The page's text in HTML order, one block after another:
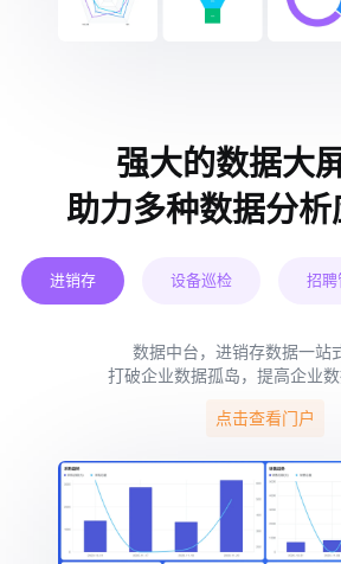
强大的数据大
助力多种数据分
进销存 设备巡检 招聘
数据中台，进销存数据一站
打破企业数据孤岛，提高企业
点击查看门户